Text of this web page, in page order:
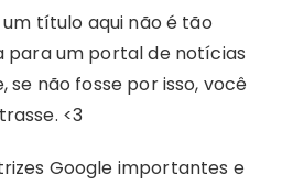
um título aqui não é tão
para um portal de notícias
se não fosse por isso, você
<3
Google importantes e